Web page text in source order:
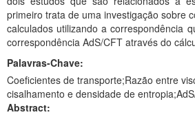
primeiro trata de uma investigação sobre
calculados utilizando a correspondência
correspondência AdS/CFT através do
Palavras-Chave:
Coeficientes de transporte;Razão entre
cisalhamento e densidade de
Abstract: